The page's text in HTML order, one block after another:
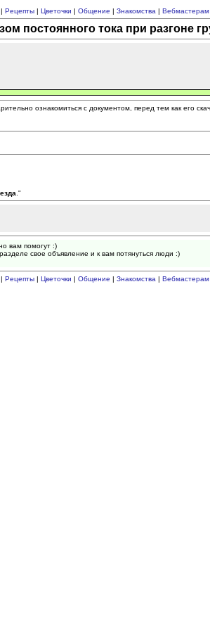
Рецепты| Цветочки | Общение | Знакомства | Вебмастерам
постоянного тока при разгоне
ознакомиться с документом, перед тем как его
."
вам помогут :)
свое объявление и к вам потянуться люди :)
Рецепты| Цветочки | Общение | Знакомства | Вебмастерам